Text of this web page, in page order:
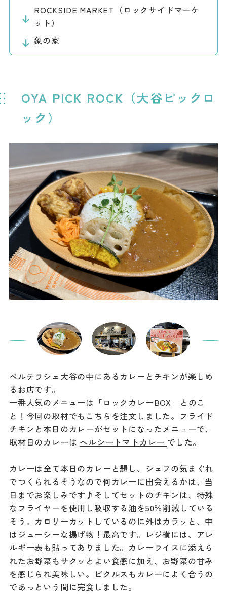
ROCKSIDE MARKET（ロックサイドマーケ
ット）
象の家
OYA PICK ROCK（大谷ピックロ
ック）
ベルテラシェ大谷の中にあるカレーとチキンが楽しめ
るお店です。
一番人気のメニューは「ロックカレーBOX」とのこ
と！今回の取材でもこちらを注文しました。フライド
チキンと本日のカレーがセットになったメニューで、
取材日のカレーは ヘルシートマトカレー でした。
カレーは全て本日のカレーと題し、シェフの気まぐれ
でつくられるそうなので何カレーに出会えるかは、当
日までお楽しみです♪そしてセットのチキンは、特殊
なフライヤーを使用し吸収する油を50％削減している
そう。カロリーカットしているのに外はカラッと、中
はジューシーな揚げ物！最高です。レジ横には、アレ
ルギー表も貼ってありました。カレーライスに添えら
れたお野菜もサクッとよい食感に加え、お野菜の甘み
を感じられ美味しい。ピクルスもカレーによく合うの
であっという間に完食しました。
ダウンロード